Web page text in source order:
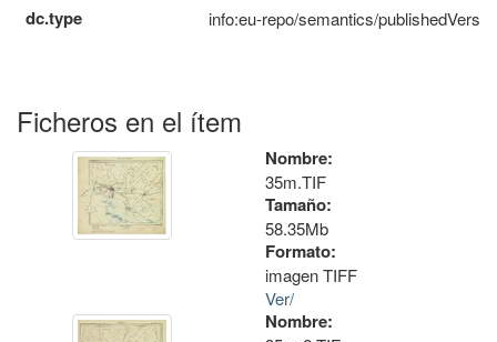
dc.type info:eu-repo/semantics/
Ficheros en el ítem
Nombre:
35m.TIF
Tamaño:
58.35Mb
Formato:
imagen TIFF
Ver/
Nombre: